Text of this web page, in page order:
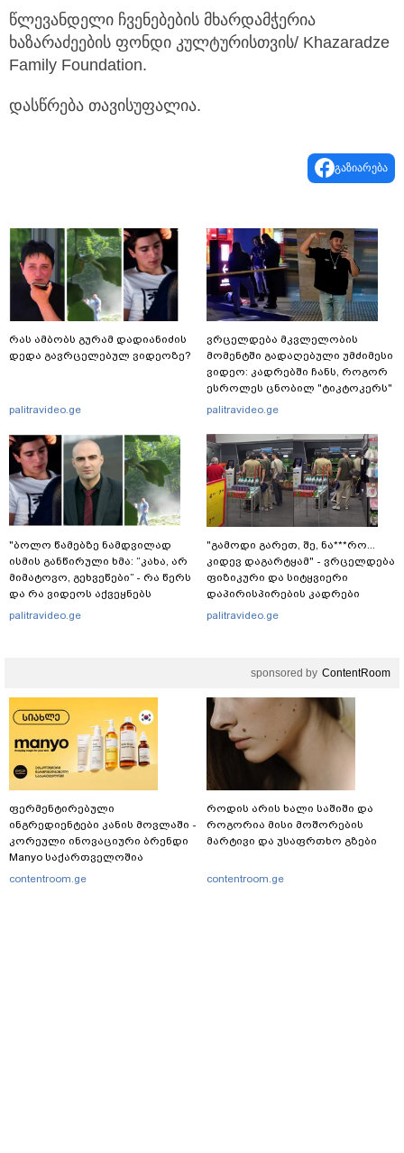
წლევანდელი ჩვენებების მხარდამჭერია
ხაზარაძეების ფონდი კულტურისთვის/ Khazaradze
Family Foundation.
დასწრება თავისუფალია.
გაზიარება
რას ამბობს გურამ დადიანიძის
დედა გავრცელებულ ვიდეოზე?
palitravideo.ge
"ბოლო წამებზე ნამდვილად
ისმის განწირული ხმა: “კახა, არ
მიმატოვო, გეხვეწები” - რა წერს
და რა ვიდეოს აქვეყნებს
ადვოკატი, ტარიელ კაკაბაძე?
palitravideo.ge
ვრცელდება მკვლელობის
მომენტში გადაღებული უმძიმესი
ვიდეო: კადრებში ჩანს, როგორ
ესროლეს ცნობილ "ტიკტოკერს"
ლაივის დროს - რას ამბობს
palitravideo.ge
"გამოდი გარეთ, შე, ნა***რო...
კიდევ დაგარტყამ" - ვრცელდება
ფიზიკური და სიტყვიერი
დაპირისპირების კადრები
სუპერმარკეტიდან
palitravideo.ge
sponsored by ContentRoom
ფერმენტირებული
ინგრედიენტები კანის მოვლაში -
კორეული ინოვაციური ბრენდი
Manyo საქართველოშია
contentroom.ge
როდის არის ხალი საშიში და
როგორია მისი მოშორების
მარტივი და უსაფრთხო გზები
contentroom.ge